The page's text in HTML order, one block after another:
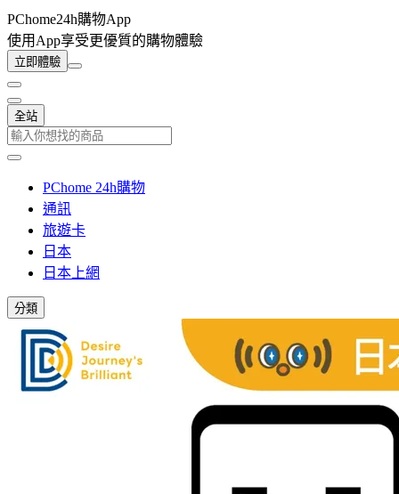
PChome24h購物App
使用App享受更優質的購物體驗
立即體驗
全站
PChome 24h購物
通訊
旅遊卡
日本
日本上網
分類